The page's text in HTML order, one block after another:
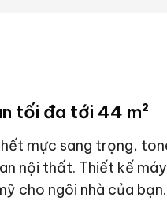
tối đa tới 44 m²
mực sang trọng,
nội thất. Thiết kế
cho ngôi nhà của